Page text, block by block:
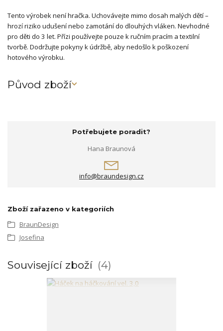
Tento výrobek není hračka. Uchovávejte mimo dosah malých dětí –
hrozí riziko udušení nebo zamotání do dlouhých vláken. Nevhodné
pro děti do 3 let. Přízi používejte pouze k ručním pracím a textilní
tvorbě. Dodržujte pokyny k údržbě, aby nedošlo k poškození
hotového výrobku.
Původ zboží
Potřebujete poradit?
Hana Braunová
info@braundesign.cz
Zboží zařazeno v kategoriích
BraunDesign
Josefina
Související zboží 4